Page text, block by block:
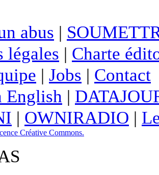
abus |
légales | Charte
| Jobs | Contact
English |
| OWNIRADIO |
Créative Commons.